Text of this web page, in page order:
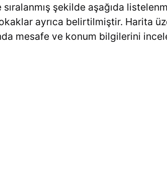
şekilde aşağıda
ayrıca belirtilmiştir. Harita
mesafe ve konum bilgilerini